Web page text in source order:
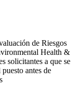
de Riesgos
Health &
solicitantes a que se
antes de